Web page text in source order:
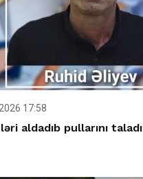
17:58
aldadıb pullarını taladı